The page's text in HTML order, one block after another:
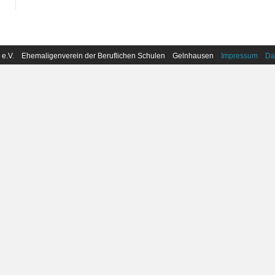
e.V. Ehemaligenverein der Beruflichen Schulen Gelnhausen Impressum